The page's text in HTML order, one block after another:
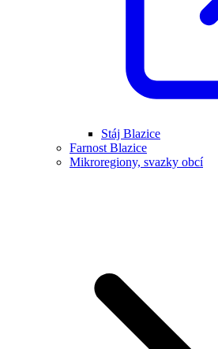
Stáj Blazice
Farnost Blazice
Mikroregiony, svazky obcí